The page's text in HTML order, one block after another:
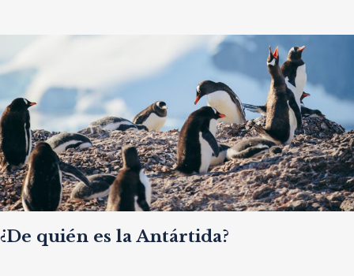
¿De quién es la Antártida?